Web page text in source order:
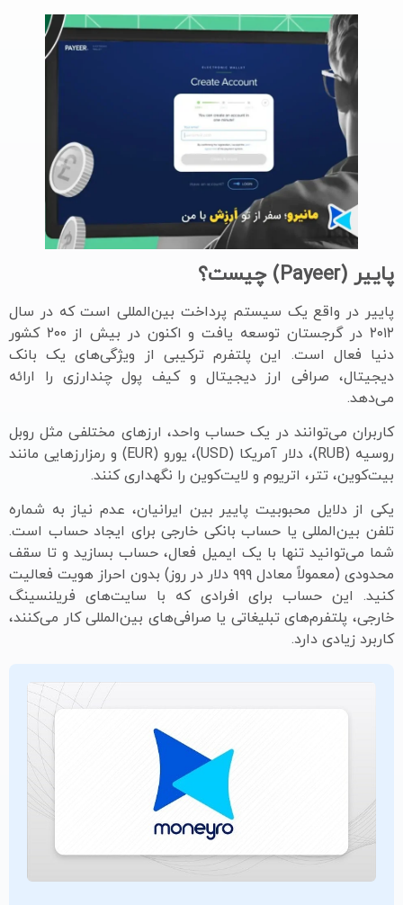
پاییر (Payeer) چیست؟
پاییر در واقع یک سیستم پرداخت بین‌المللی است که در سال
۲۰۱۲ در گرجستان توسعه یافت و اکنون در بیش از ۲۰۰ کشور
دنیا فعال است. این پلتفرم ترکیبی از ویژگی‌های یک بانک
دیجیتال، صرافی ارز دیجیتال و کیف پول چندارزی را ارائه
می‌دهد.
کاربران می‌توانند در یک حساب واحد، ارزهای مختلفی مثل روبل
روسیه (RUB)، دلار آمریکا (USD)، یورو (EUR) و رمزارزهایی مانند
بیت‌کوین، تتر، اتریوم و لایت‌کوین را نگهداری کنند.
یکی از دلایل محبوبیت پاییر بین ایرانیان، عدم نیاز به شماره
تلفن بین‌المللی یا حساب بانکی خارجی برای ایجاد حساب است.
شما می‌توانید تنها با یک ایمیل فعال، حساب بسازید و تا سقف
محدودی (معمولاً معادل ۹۹۹ دلار در روز) بدون احراز هویت فعالیت
کنید. این حساب برای افرادی که با سایت‌های فریلنسینگ
خارجی، پلتفرم‌های تبلیغاتی یا صرافی‌های بین‌المللی کار می‌کنند،
کاربرد زیادی دارد.